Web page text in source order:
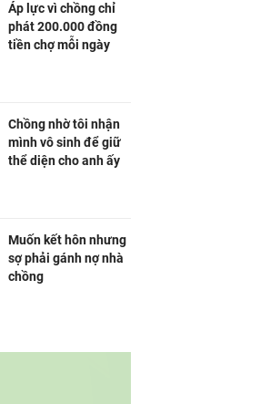
Áp lực vì chồng chỉ
phát 200.000 đồng
tiền chợ mỗi ngày
Chồng nhờ tôi nhận
mình vô sinh để giữ
thể diện cho anh ấy
Muốn kết hôn nhưng
sợ phải gánh nợ nhà
chồng